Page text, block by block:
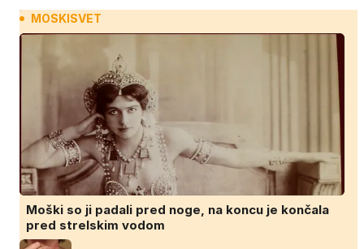
MOSKISVET
Moški so ji padali pred noge, na koncu je končala
pred strelskim vodom